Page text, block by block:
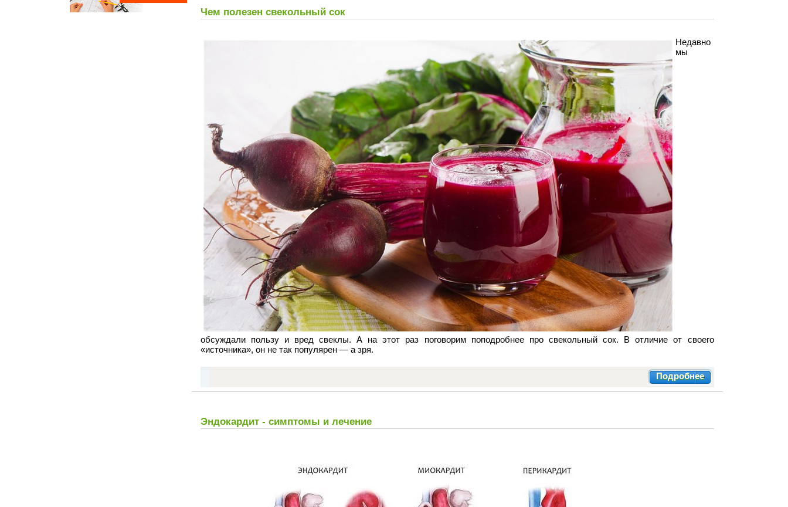
Чем полезен свекольный сок
Недавно
мы
обсуждали пользу и вред свеклы. А на этот раз поговорим поподробнее про свекольный сок. В отличие от своего
«источника», он не так популярен — а зря.
Подробнее
Эндокардит - симптомы и лечение